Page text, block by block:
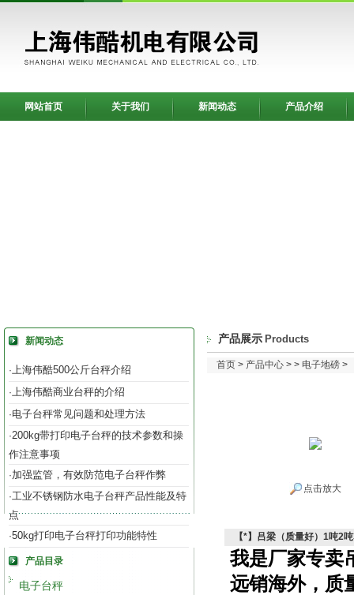
网站首页 关于我们 新闻动态 产品介绍
新闻动态
·上海伟酷500公斤台秤介绍
·上海伟酷商业台秤的介绍
·电子台秤常见问题和处理方法
·200kg带打印电子台秤的技术参数和操
作注意事项
·加强监管，有效防范电子台秤作弊
·工业不锈钢防水电子台秤产品性能及特
点
·50kg打印电子台秤打印功能特性
产品目录
电子台秤
产品展示 Products
首页 > 产品中心 > > 电子地磅 >
点击放大
【*】吕梁（质量好）1吨2
我是厂家专卖
远销海外，质